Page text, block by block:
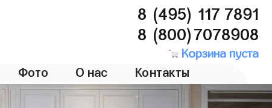
8 (495) 117 7891
8 (800)7078908
Корзина пуста
Фото О нас Контакты